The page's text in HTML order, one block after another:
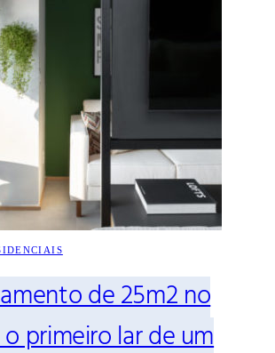
de 25m2 no
primeiro lar de um